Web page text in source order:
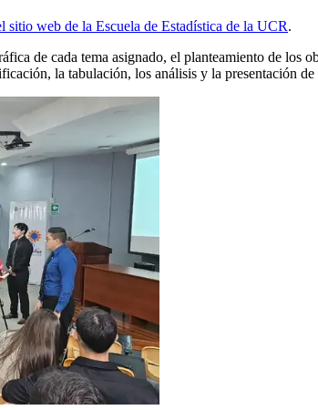
sitio web de la Escuela de Estadística de la UCR.
de cada tema asignado, el planteamiento de los
la tabulación, los análisis y la presentación